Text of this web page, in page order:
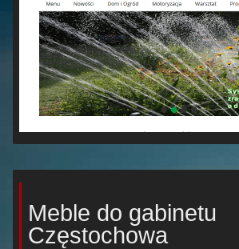
Meble do gabinetu
Częstochowa